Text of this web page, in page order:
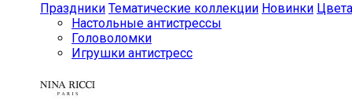
Праздники Тематические коллекции Новинки Цвета
Настольные антистрессы
Головоломки
Игрушки антистресс